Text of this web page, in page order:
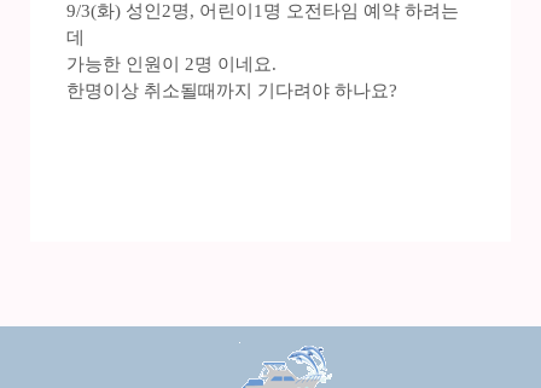
9/3(화) 성인2명, 어린이1명 오전타임 예약 하려는
데
가능한 인원이 2명 이네요.
한명이상 취소될때까지 기다려야 하나요?